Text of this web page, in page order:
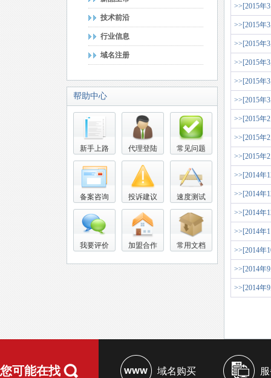
技术前沿
行业信息
域名注册
帮助中心
新手上路 代理登陆 常见问题
备案咨询 投诉建议 速度测试
我要评价 加盟合作 常用文档
>>[2015年
>>[2015年
>>[2015年
>>[2015年
>>[2015年
>>[2015年
>>[2015年
>>[2015年
>>[2015年
>>[2014年
>>[2014年
>>[2014年
>>[2014年
>>[2014年
>>[2014年
>>[2014年
您可能在找 域名购买